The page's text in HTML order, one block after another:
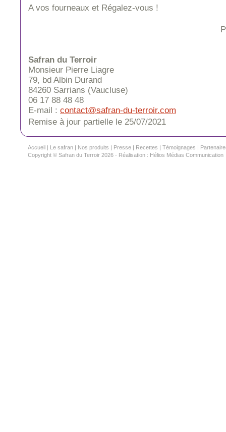
A vos fourneaux et Régalez-vous !
Safran du Terroir
Monsieur Pierre Liagre
79, bd Albin Durand
84260 Sarrians (Vaucluse)
06 17 88 48 48
E-mail : contact@safran-du-terroir.com
Remise à jour partielle le 25/07/2021
Accueil | Le safran | Nos produits | Presse | Recettes | Témoignages |
Copyright © Safran du Terroir 2026 - Réalisation : Hélios Médias Communication